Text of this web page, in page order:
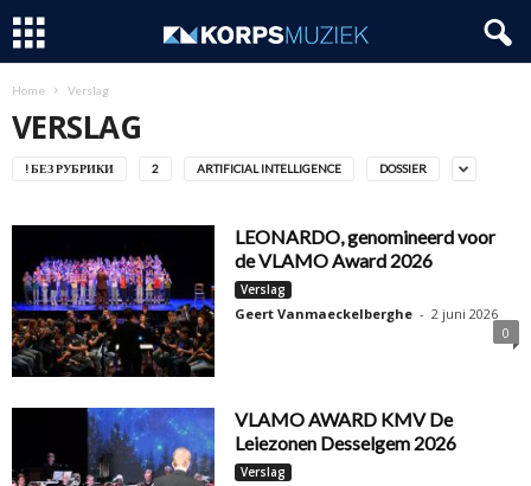
Home Verslag
VERSLAG
! БЕЗ РУБРИКИ 2 ARTIFICIAL INTELLIGENCE DOSSIER
LEONARDO, genomineerd voor
de VLAMO Award 2026
Verslag
Geert Vanmaeckelberghe - 2 juni 2026
0
VLAMO AWARD KMV De
Leiezonen Desselgem 2026
Verslag